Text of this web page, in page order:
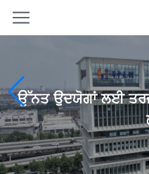
ਉੱਨਤ ਉਦਯੋਗਾਂ ਲਈ